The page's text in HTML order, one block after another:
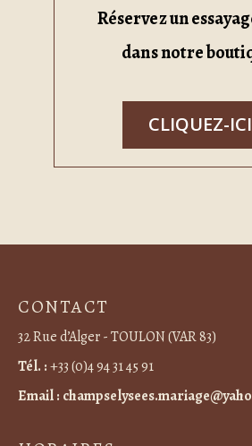
Réservez un
dans notre
CLIQUEZ-ICI
CONTACT
32 Rue d’Alger - TOULON (VAR 83)
Tél. :+33 (0)4 94 31 45 91
Email :